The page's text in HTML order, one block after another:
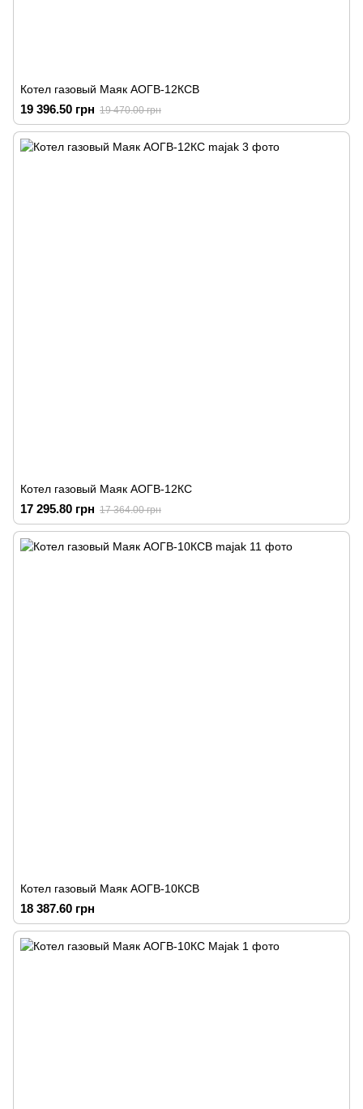
Котел газовый Маяк АОГВ-12КСВ
19 396.50 грн 19 470.00 грн
Котел газовый Маяк АОГВ-12КС
17 295.80 грн 17 364.00 грн
Котел газовый Маяк АОГВ-10КСВ
18 387.60 грн